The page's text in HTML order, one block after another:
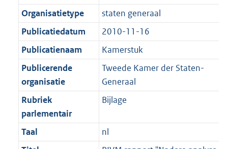
n
f
o
r
m
a
a
t
K
b
t
t
e
:
1
K
b
o
t
t
e
:
K
Organisatietype
staten generaal
Publicatiedatum
2010-11-16
Publicatienaam
Kamerstuk
Publicerende
organisatie
Tweede Kamer der Staten-
Generaal
Rubriek
parlementair
Bijlage
Taal
nl